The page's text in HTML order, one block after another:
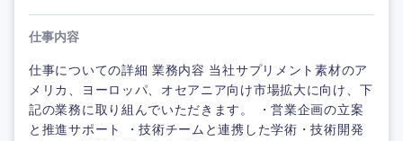
仕事内容
仕事についての詳細 業務内容 当社サプリメント素材のア
メリカ、ヨーロッパ、オセアニア向け市場拡大に向け、下
記の業務に取り組んでいただきます。 ・営業企画の立案
と推進サポート ・技術チームと連携した学術・技術開発